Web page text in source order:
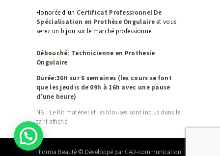
Honorée d’un Certificat Professionnel De
Spécialisation en Prothèse Ongulaire et vous
serez un bijou sur le marché professionnel.
Débouché: Technicienne en Prothesie
Ongulaire
Durée:36H sur 6 semaines (les cours se font
que les jeudis de 09h à 16h avec une pause
d’une heure)
NB : Le Kit matériel et les blouses sont inclus dans le
tarif affiché
Forma Beauté © Développé par CAD-communication